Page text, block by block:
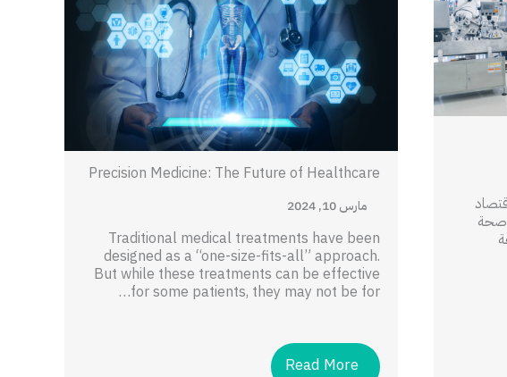
صحة
Precision Medicine: The Future of Healthcare
مارس 10, 2024
Traditional medical treatments have been
designed as a “one-size-fits-all” approach.
But while these treatments can be effective
for some patients, they may not be for…
Read More